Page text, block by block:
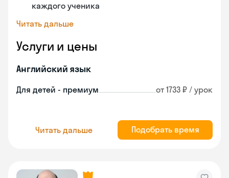
каждого ученика
Читать дальше
Услуги и цены
Английский язык
Для детей - премиум от 1733 ₽ / урок
Читать дальше Подобрать время